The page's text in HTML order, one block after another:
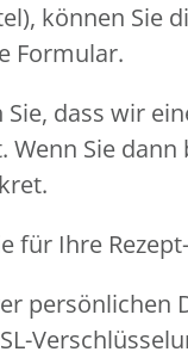
können Sie
Formular.
Sie, dass wir
Wenn Sie
für Ihre